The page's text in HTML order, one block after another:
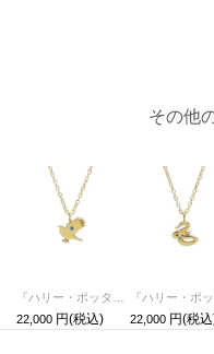
その他
『ハリー・ポッターと賢者の石』 組分け帽子ネックレス - レイブンクロー
22,000
22,000